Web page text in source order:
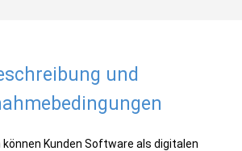
und
Kunden Software als digitalen